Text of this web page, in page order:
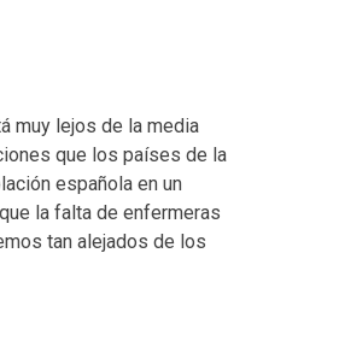
muy lejos de la media
que los países de la
española en un
la falta de enfermeras
tan alejados de los